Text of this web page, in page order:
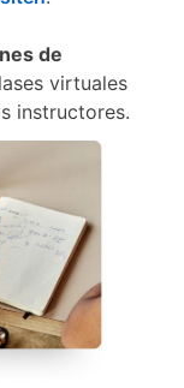
de
virtuales
instructores.